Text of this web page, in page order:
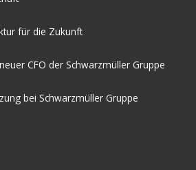
für die Zukunft
CFO der Schwarzmüller Gruppe
bei Schwarzmüller Gruppe